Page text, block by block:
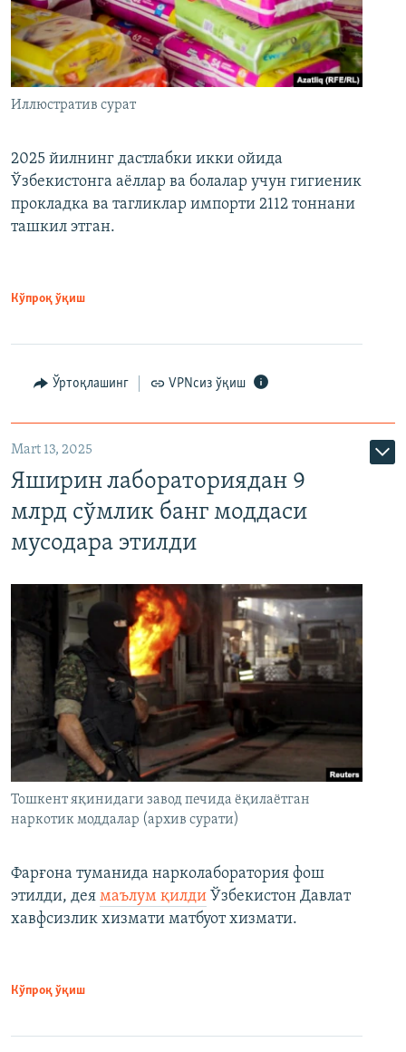
Иллюстратив сурат
2025 йилнинг дастлабки икки ойида
Ўзбекистонга аёллар ва болалар учун гигиеник
прокладка ва тагликлар импорти 2112 тоннани
ташкил этган.
Кўпроқ ўқиш
Ўртоқлашинг VPNсиз ўқиш
Mart 13, 2025
Яширин лабораториядан 9
млрд сўмлик банг моддаси
мусодара этилди
Тошкент яқинидаги завод печида ёқилаётган
наркотик моддалар (архив сурати)
Фарғона туманида нарколаборатория фош
этилди, дея маълум қилди Ўзбекистон Давлат
хавфсизлик хизмати матбуот хизмати.
Кўпроқ ўқиш